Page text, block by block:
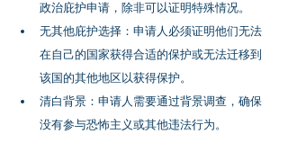
政治庇护申请，除非可以证明特殊情况。
无其他庇护选择：申请人必须证明他们无法
在自己的国家获得合适的保护或无法迁移到
该国的其他地区以获得保护。
清白背景：申请人需要通过背景调查，确保
没有参与恐怖主义或其他违法行为。